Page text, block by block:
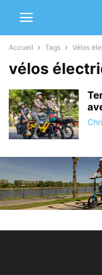
Accueil Tags Vélos
vélos